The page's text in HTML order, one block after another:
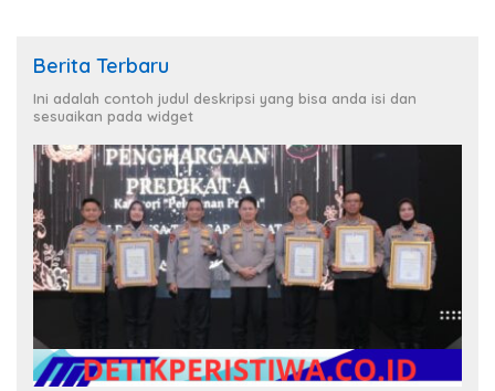
Berita Terbaru
Ini adalah contoh judul deskripsi yang bisa anda isi dan
sesuaikan pada widget